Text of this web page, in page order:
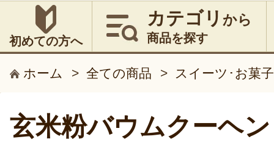
初めての方へ
カテゴリ から
商品を探す
ホーム > 全ての商品 > スイーツ･お菓子
玄米粉バウムクーヘ